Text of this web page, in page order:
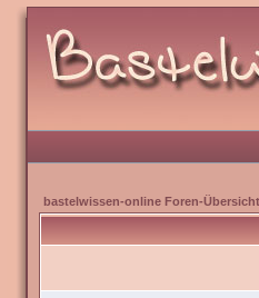
bastelwissen-online Foren-Übersicht